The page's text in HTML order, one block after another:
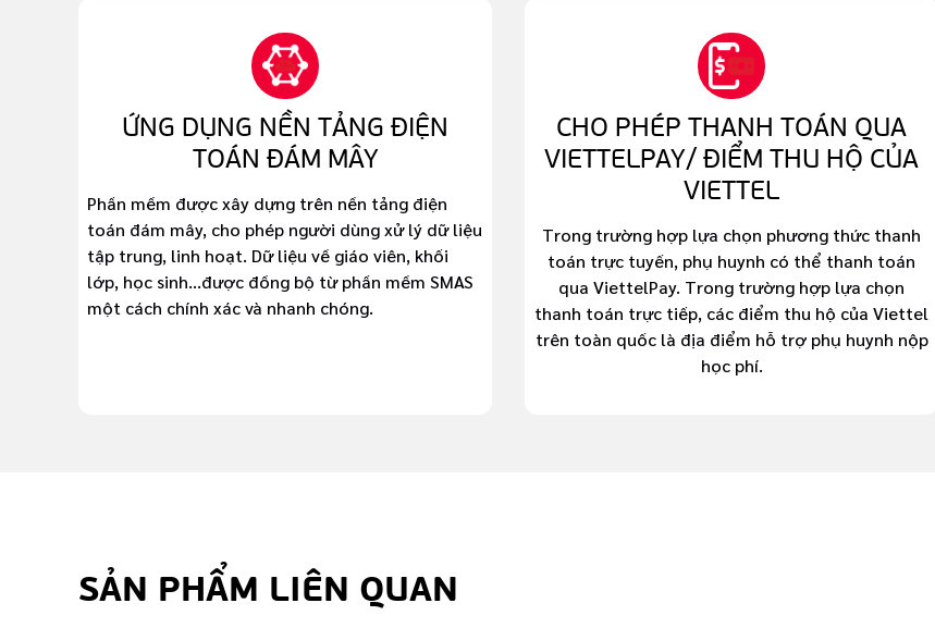
ỨNG DỤNG NỀN TẢNG ĐIỆN
TOÁN ĐÁM MÂY
Phần mềm được xây dựng trên nền tảng điện
toán đám mây, cho phép người dùng xử lý dữ liệu
tập trung, linh hoạt. Dữ liệu về giáo viên, khối
lớp, học sinh...được đồng bộ từ phần mềm SMAS
một cách chính xác và nhanh chóng.
CHO PHÉP THANH TOÁN QUA
VIETTELPAY/ ĐIỂM THU HỘ CỦA
VIETTEL
Trong trường hợp lựa chọn phương thức thanh
toán trực tuyến, phụ huynh có thể thanh toán
qua ViettelPay. Trong trường hợp lựa chọn
thanh toán trực tiếp, các điểm thu hộ của Viettel
trên toàn quốc là địa điểm hỗ trợ phụ huynh nộp
học phí.
SẢN PHẨM LIÊN QUAN